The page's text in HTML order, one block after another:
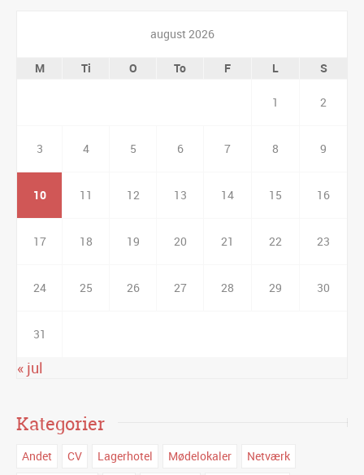
august 2026
M Ti O To F L S
1 2
3 4 5 6 7 8 9
10 11 12 13 14 15 16
17 18 19 20 21 22 23
24 25 26 27 28 29 30
31
« jul
Kategorier
Andet CV Lagerhotel Mødelokaler
Netværk